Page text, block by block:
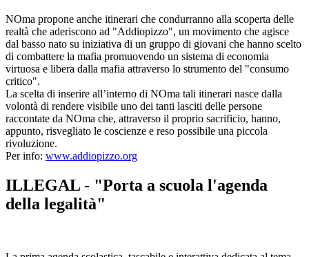
NOma propone anche itinerari che condurranno alla scoperta delle
realtà che aderiscono ad "Addiopizzo", un movimento che agisce
dal basso nato su iniziativa di un gruppo di giovani che hanno scelto
di combattere la mafia promuovendo un sistema di economia
virtuosa e libera dalla mafia attraverso lo strumento del "consumo
critico".
La scelta di inserire all’interno di NOma tali itinerari nasce dalla
volontà di rendere visibile uno dei tanti lasciti delle persone
raccontate da NOma che, attraverso il proprio sacrificio, hanno,
appunto, risvegliato le coscienze e reso possibile una piccola
rivoluzione.
Per info: www.addiopizzo.org
ILLEGAL - "Porta a scuola l'agenda
della legalità"